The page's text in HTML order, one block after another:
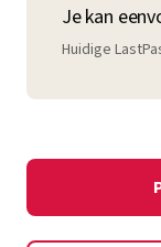
Je kan
Huidige